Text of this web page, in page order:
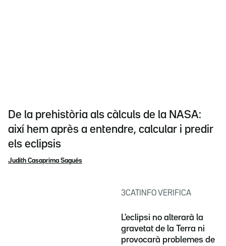
De la prehistòria als càlculs de la NASA:
així hem après a entendre, calcular i predir
els eclipsis
Judith Casaprima Sagués
3CATINFO VERIFICA
L'eclipsi no alterarà la
gravetat de la Terra ni
provocarà problemes de